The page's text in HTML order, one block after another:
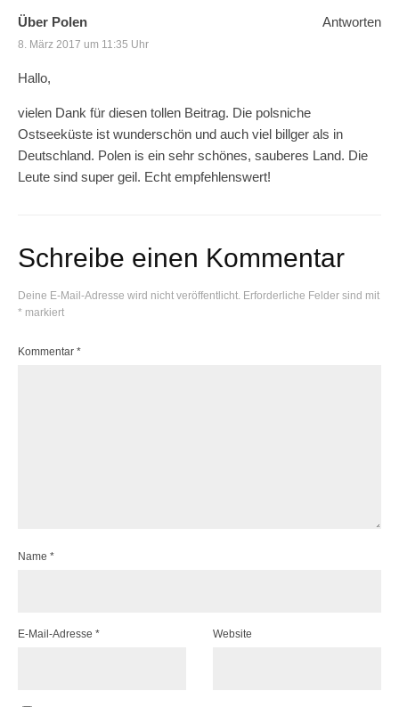
Über Polen
8. März 2017 um 11:35 Uhr
Hallo,
vielen Dank für diesen tollen Beitrag. Die polsniche
Ostseeküste ist wunderschön und auch viel billger als in
Deutschland. Polen is ein sehr schönes, sauberes Land. Die
Leute sind super geil. Echt empfehlenswert!
Antworten
Schreibe einen Kommentar
Deine E-Mail-Adresse wird nicht veröffentlicht. Erforderliche Felder sind mit
* markiert
Kommentar *
Name *
E-Mail-Adresse * Website